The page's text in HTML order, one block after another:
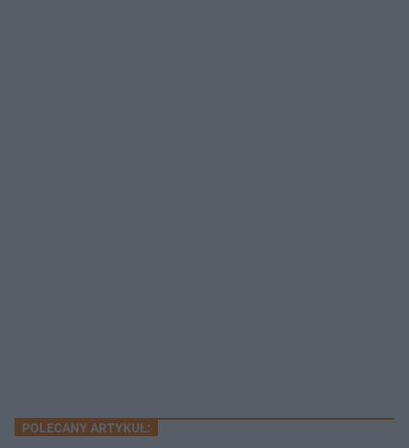
POLECANY ARTYKUŁ: